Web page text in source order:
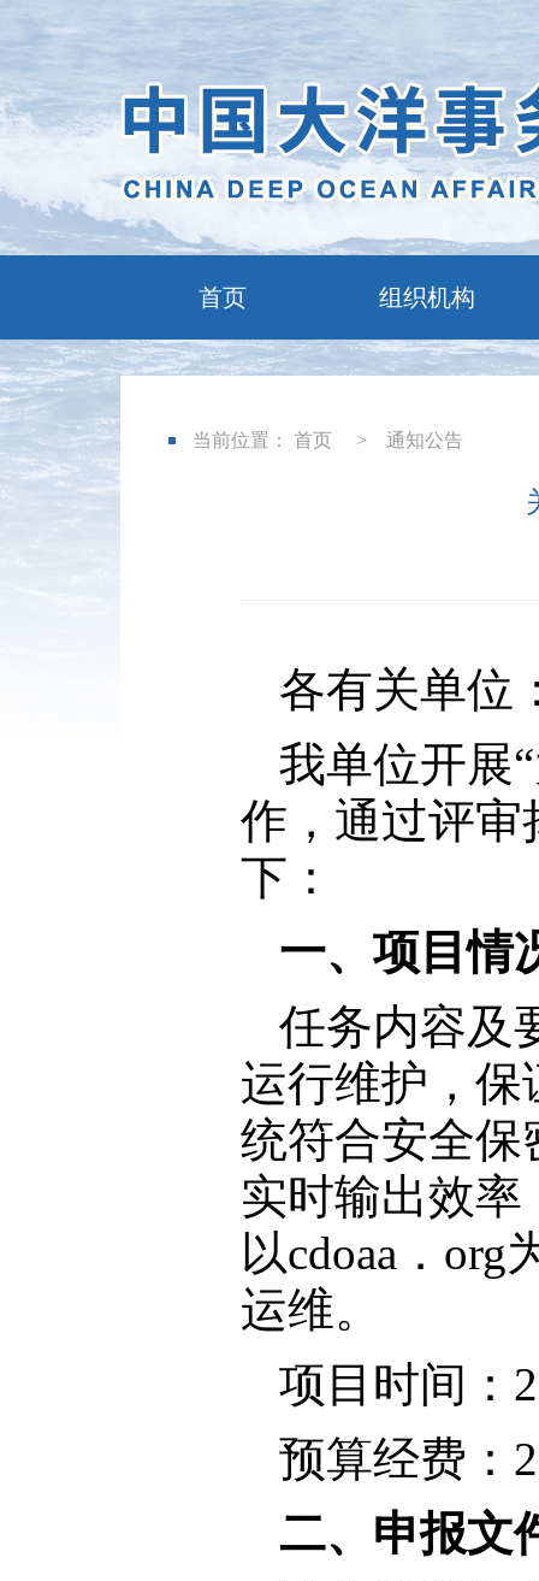
首页 组织机构
当前位置： 首页 > 通知公告
各有关单位
我单位开展
作，通过评审
下：
一、项目情
任务内容及
运行维护，
统符合安全保
实时输出效
以cdoaa．
运维。
项目时间：
预算经费：
二、申报文